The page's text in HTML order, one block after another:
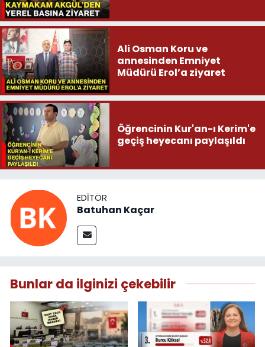
Ali Osman Koru ve
annesinden Emniyet
Müdürü Erol’a ziyaret
Öğrencinin Kur'an-ı Kerim'e
geçiş heyecanı paylaşıldı
EDITÖR
Batuhan Kaçar
Bunlar da ilginizi çekebilir